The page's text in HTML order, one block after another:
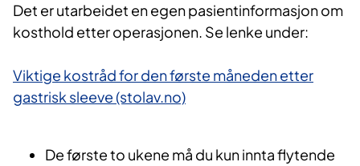
Det er utarbeidet en egen pasientinformasjon om
kosthold etter operasjonen. Se lenke under:​
Viktige kostråd for den første måneden etter
gastrisk sleeve (stolav.no)
De første to ukene må du kun innta flytende